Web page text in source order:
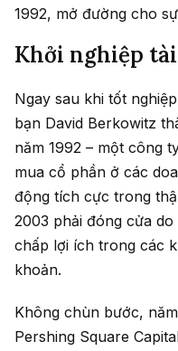
1992, mở đường cho
Khởi nghiệp
Ngay sau khi tốt
bạn David Berkowitz
năm 1992 – một công
mua cổ phần ở các
động tích cực trong
2003 phải đóng cửa
chấp lợi ích trong các
khoản.
Không chùn bước,
Pershing Square